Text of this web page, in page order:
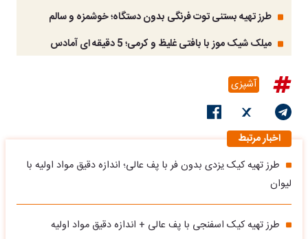
طرز تهیه بستنی توت فرنگی بدون دستگاه؛ خوشمزه و سالم
میلک شیک موز با بافتی غلیظ و کرمی؛ 5 دقیقه ای آمادس
آشپزی
اخبار مرتبط
طرز تهیه کیک یزدی بدون فر با پف عالی؛ اندازه دقیق مواد اولیه با
لیوان
طرز تهیه کیک اسفنجی با پف عالی + اندازه دقیق مواد اولیه